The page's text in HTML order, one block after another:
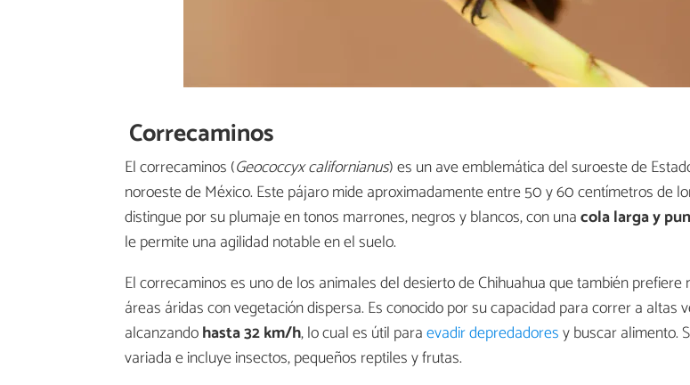
Correcaminos
El correcaminos (Geococcyx californianus) es un ave emblemática del suroeste de
noroeste de México. Este pájaro mide aproximadamente entre 50 y 60 centímetros de
distingue por su plumaje en tonos marrones, negros y blancos, con unacola larga y
le permite una agilidad notable en el suelo.
El correcaminos es uno de los animales del desierto de Chihuahua que también
áreas áridas con vegetación dispersa. Es conocido por su capacidad para correr a altas
alcanzandohasta 32 km/h, lo cual es útil paraevadir depredadoresy buscar alimento.
variada e incluye insectos, pequeños reptiles y frutas.